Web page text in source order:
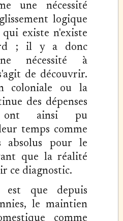
une nécessité
logique
existe n'existe
; il y a donc
nécessité à
de découvrir.
coloniale ou la
des dépenses
ont ainsi pu
temps comme
absolus pour le
que la réalité
ce diagnostic.
est que depuis
le maintien
comme